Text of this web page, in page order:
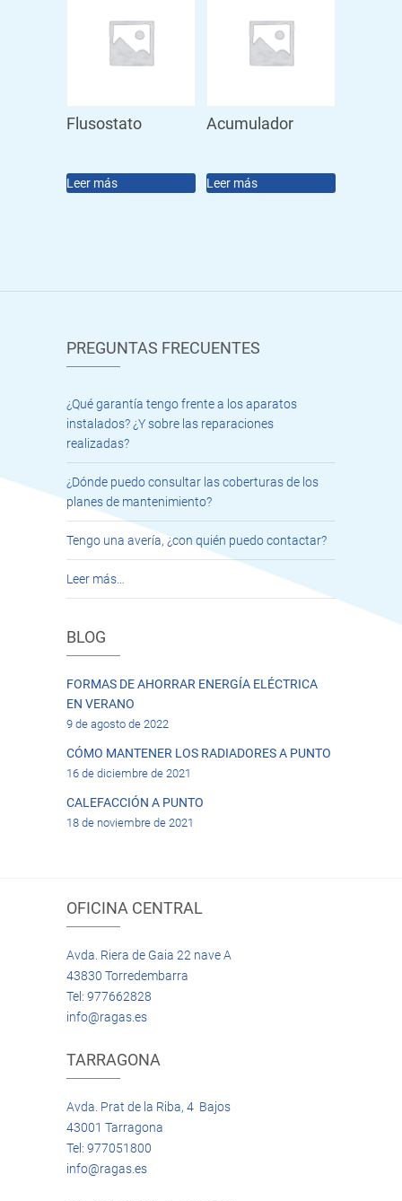
Flusostato
Leer más
Acumulador
Leer más
PREGUNTAS FRECUENTES
¿Qué garantía tengo frente a los aparatos
instalados? ¿Y sobre las reparaciones
realizadas?
¿Dónde puedo consultar las coberturas de los
planes de mantenimiento?
Tengo una avería, ¿con quién puedo contactar?
Leer más…
BLOG
FORMAS DE AHORRAR ENERGÍA ELÉCTRICA
EN VERANO
9 de agosto de 2022
CÓMO MANTENER LOS RADIADORES A PUNTO
16 de diciembre de 2021
CALEFACCIÓN A PUNTO
18 de noviembre de 2021
OFICINA CENTRAL
Avda. Riera de Gaia 22 nave A
43830 Torredembarra
Tel: 977662828
info@ragas.es
TARRAGONA
Avda. Prat de la Riba, 4 Bajos
43001 Tarragona
Tel: 977051800
info@ragas.es